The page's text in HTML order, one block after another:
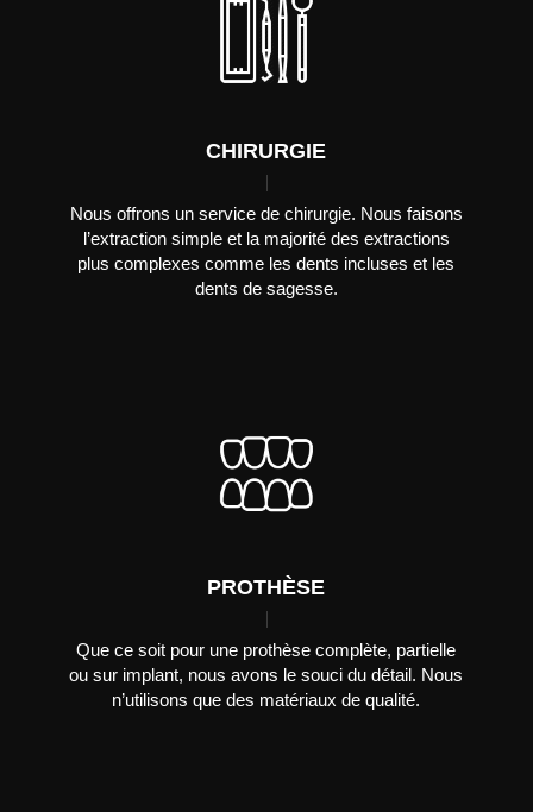
LE CENTRE DENTAIRE
LANDRY
CHIRURGIE
Nous offrons un service de chirurgie. Nous faisons
l’extraction simple et la majorité des extractions
plus complexes comme les dents incluses et les
dents de sagesse.
PROTHÈSE
Que ce soit pour une prothèse complète, partielle
ou sur implant, nous avons le souci du détail. Nous
n’utilisons que des matériaux de qualité.